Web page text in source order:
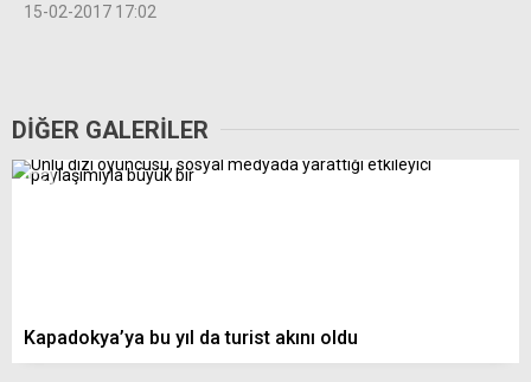
15-02-2017 17:02
DİĞER GALERİLER
Kapadokya’ya bu yıl da turist akını oldu